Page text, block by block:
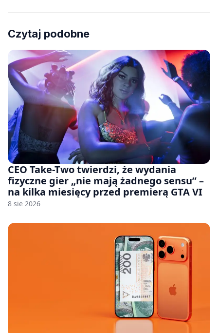
Czytaj podobne
CEO Take-Two twierdzi, że wydania
fizyczne gier „nie mają żadnego sensu” –
na kilka miesięcy przed premierą GTA VI
8 sie 2026